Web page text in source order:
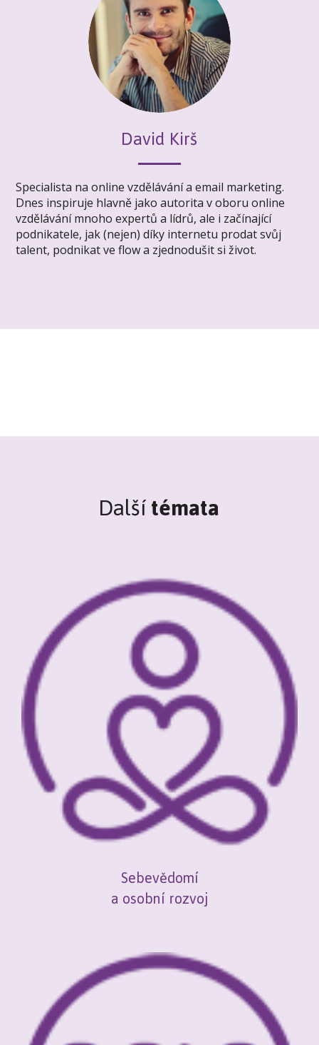
David Kirš
Specialista na online vzdělávání a email marketing.
Dnes inspiruje hlavně jako autorita v oboru online
vzdělávání mnoho expertů a lídrů, ale i začínající
podnikatele, jak (nejen) díky internetu prodat svůj
talent, podnikat ve flow a zjednodušit si život.
Dalšítémata
Sebevědomí
a osobní rozvoj